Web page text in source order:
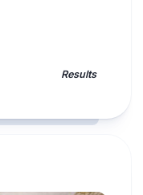
Results